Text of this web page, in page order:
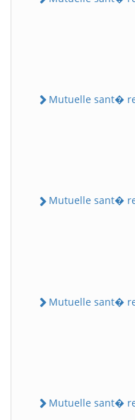
Mutuelle sant�
Mutuelle sant�
Mutuelle sant�
Mutuelle sant�